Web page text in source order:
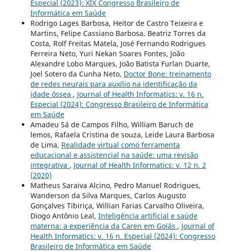
Especial (2023): XIX Congresso Brasileiro de
Informática em Saúde
Rodrigo Lages Barbosa, Heitor de Castro Teixeira e
Martins, Felipe Cassiano Barbosa, Beatriz Torres da
Costa, Rolf Freitas Matela, José Fernando Rodrigues
Ferreira Neto, Yuri Nekan Soares Fontes, João
Alexandre Lobo Marques, João Batista Furlan Duarte,
Joel Sotero da Cunha Neto, Doctor Bone: treinamento
de redes neurais para auxílio na identificação da
idade óssea , Journal of Health Informatics: v. 16 n.
Especial (2024): Congresso Brasileiro de Informática
em Saúde
Amadeu Sá de Campos Filho, William Baruch de
lemos, Rafaela Cristina de souza, Leide Laura Barbosa
de Lima, Realidade virtual como ferramenta
educacional e assistencial na saúde: uma revisão
integrativa , Journal of Health Informatics: v. 12 n. 2
(2020)
Matheus Saraiva Alcino, Pedro Manuel Rodrigues,
Wanderson da Silva Marques, Carlos Augusto
Gonçalves Tibiriça, Willian Farias Carvalho Oliveira,
Diogo Antônio Leal, Inteligência artificial e saúde
materna: a experiência da Caren em Goiás , Journal of
Health Informatics: v. 16 n. Especial (2024): Congresso
Brasileiro de Informática em Saúde